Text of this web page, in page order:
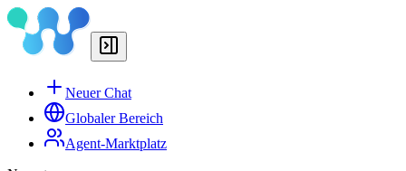
Neuer Chat
Globaler Bereich
Agent-Marktplatz